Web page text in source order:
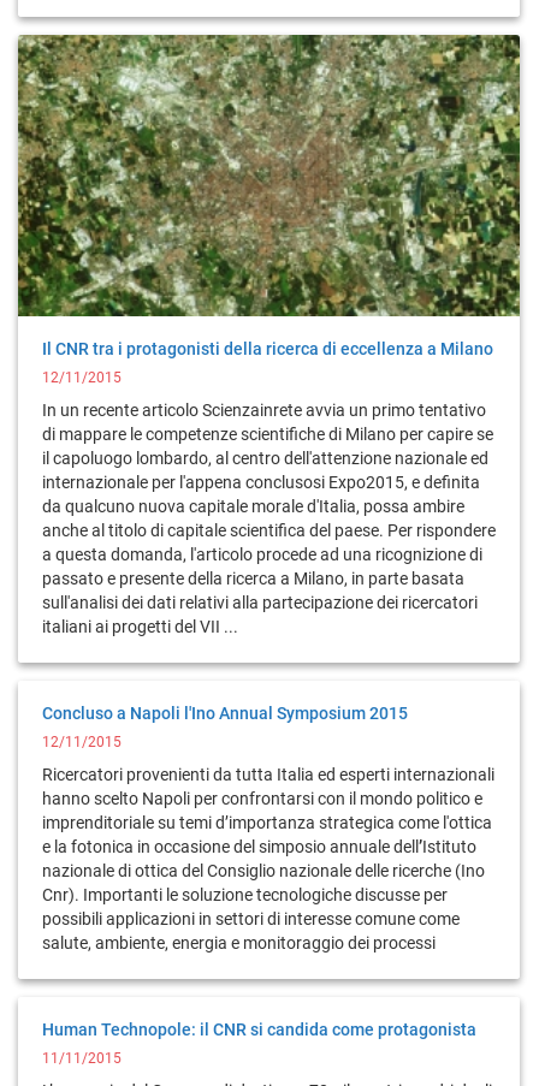
Il CNR tra i protagonisti della ricerca di eccellenza a Milano
12/11/2015
In un recente articolo Scienzainrete avvia un primo tentativo
di mappare le competenze scientifiche di Milano per capire se
il capoluogo lombardo, al centro dell'attenzione nazionale ed
internazionale per l'appena conclusosi Expo2015, e definita
da qualcuno nuova capitale morale d'Italia, possa ambire
anche al titolo di capitale scientifica del paese. Per rispondere
a questa domanda, l'articolo procede ad una ricognizione di
passato e presente della ricerca a Milano, in parte basata
sull'analisi dei dati relativi alla partecipazione dei ricercatori
italiani ai progetti del VII ...
Concluso a Napoli l'Ino Annual Symposium 2015
12/11/2015
Ricercatori provenienti da tutta Italia ed esperti internazionali
hanno scelto Napoli per confrontarsi con il mondo politico e
imprenditoriale su temi d’importanza strategica come l'ottica
e la fotonica in occasione del simposio annuale dell ’Istituto
nazionale di ottica del Consiglio nazionale delle ricerche (Ino
Cnr). Importanti le soluzione tecnologiche discusse per
possibili applicazioni in settori di interesse comune come
salute, ambiente, energia e monitoraggio dei processi
Human Technopole: il CNR si candida come protagonista
11/11/2015